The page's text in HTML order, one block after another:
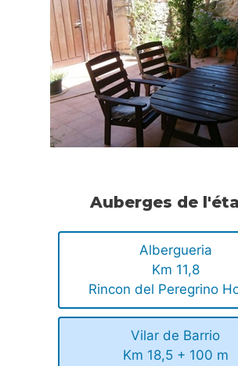
Auberges de
Albergueria
Km 11,8
Rincon del Peregrino
Vilar de Barrio
Km 18,5 + 100 m